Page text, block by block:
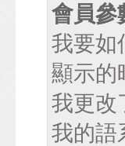
會員參
我要如
顯示的
我更改
我的語